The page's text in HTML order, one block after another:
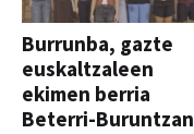
Burrunba, gazte
euskaltzaleen
ekimen berria
Beterri-Buruntzan